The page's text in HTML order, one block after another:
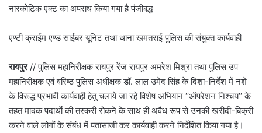
नारकोटिक एक्ट का अपराध किया गया है पंजीबद्ध
एण्टी क्राईम एण्ड साईबर यूनिट तथा थाना खमतराई पुलिस की संयुक्त कार्यवाही
रायपुर// पुलिस महानिरीक्षक रायपुर रेंज रायपुर अमरेश मिश्रा तथा पुलिस उप
महानिरीक्षक एवं वरिष्ठ पुलिस अधीक्षक डॉ. लाल उमेद सिंह के दिशा-निर्देश में नशे
के विरूद्ध प्रभावी कार्यवाही हेतु चलाये जा रहे विशेष अभियान ‘‘ऑपरेशन निश्चय‘‘ के
तहत मादक पदार्थाे की तस्करी रोकने के साथ ही अवैध रूप से उनकी खरीदी-बिक्री
करने वाले लोगों के संबंध में पतासाजी कर कार्यवाही करने निर्देशित किया गया है।